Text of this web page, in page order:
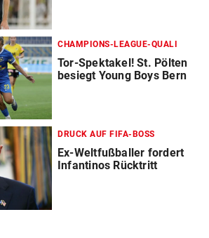
CHAMPIONS-LEAGUE-QUALI
Tor-Spektakel! St. Pölten
besiegt Young Boys Bern
DRUCK AUF FIFA-BOSS
Ex-Weltfußballer fordert
Infantinos Rücktritt